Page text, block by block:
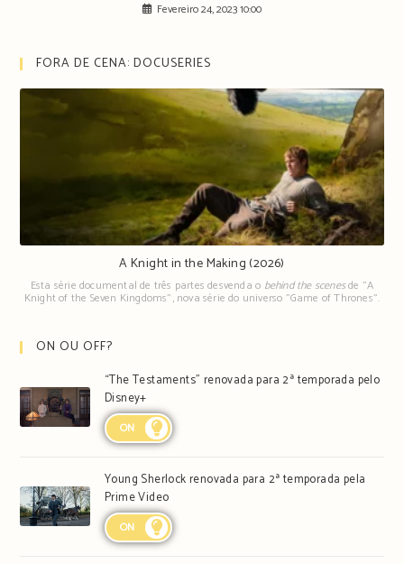
Fevereiro 24, 2023 10:00
FORA DE CENA: DOCUSERIES
A Knight in the Making (2026)
Esta série documental de três partes desvenda o behind the scenesde "A
Knight of the Seven Kingdoms", nova série do universo "Game of Thrones".
ON OU OFF?
“The Testaments” renovada para 2ª temporada pelo
Disney+
ON
Young Sherlock renovada para 2ª temporada pela
Prime Video
ON